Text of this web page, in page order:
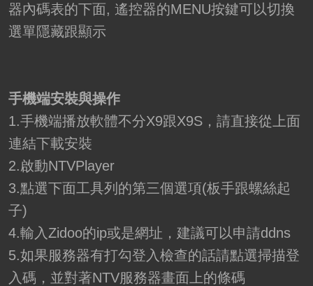
器內碼表的下面, 遙控器的MENU按鍵可以切換
選單隱藏跟顯示
手機端安裝與操作
1.手機端播放軟體不分X9跟X9S，請直接從上面
連結下載安裝
2.啟動NTVPlayer
3.點選下面工具列的第三個選項(板手跟螺絲起
子)
4.輸入Zidoo的ip或是網址，建議可以申請ddns
5.如果服務器有打勾登入檢查的話請點選掃描登
入碼，並對著NTV服務器畫面上的條碼